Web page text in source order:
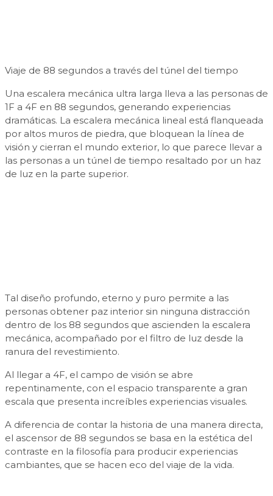
Viaje de 88 segundos a través del túnel del tiempo
Una escalera mecánica ultra larga lleva a las personas de
1F a 4F en 88 segundos, generando experiencias
dramáticas. La escalera mecánica lineal está flanqueada
por altos muros de piedra, que bloquean la línea de
visión y cierran el mundo exterior, lo que parece llevar a
las personas a un túnel de tiempo resaltado por un haz
de luz en la parte superior.
Tal diseño profundo, eterno y puro permite a las
personas obtener paz interior sin ninguna distracción
dentro de los 88 segundos que ascienden la escalera
mecánica, acompañado por el filtro de luz desde la
ranura del revestimiento.
Al llegar a 4F, el campo de visión se abre
repentinamente, con el espacio transparente a gran
escala que presenta increíbles experiencias visuales.
A diferencia de contar la historia de una manera directa,
el ascensor de 88 segundos se basa en la estética del
contraste en la filosofía para producir experiencias
cambiantes, que se hacen eco del viaje de la vida.